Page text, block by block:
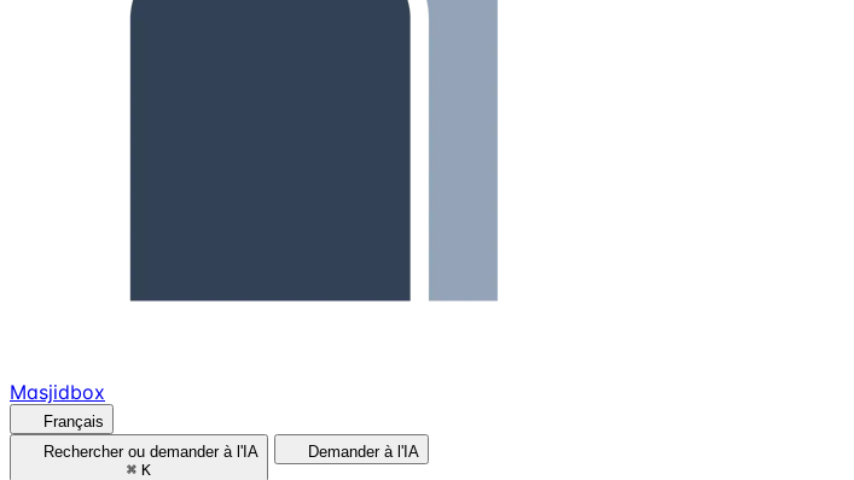
Masjidbox
Français
Rechercher ou demander à l'IA
⌘ K
Demander à l'IA